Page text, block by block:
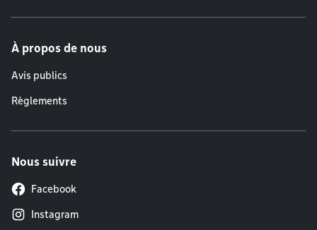
À propos de nous
Avis publics
Règlements
Nous suivre
Facebook
Instagram